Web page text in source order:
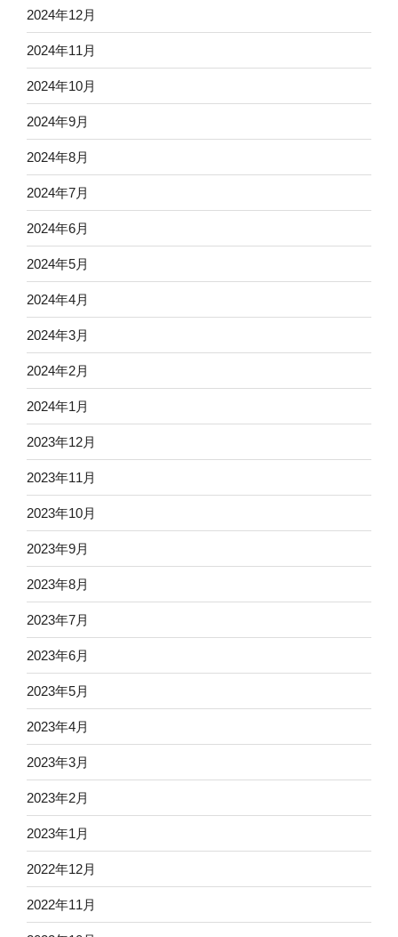
2024年12月
2024年11月
2024年10月
2024年9月
2024年8月
2024年7月
2024年6月
2024年5月
2024年4月
2024年3月
2024年2月
2024年1月
2023年12月
2023年11月
2023年10月
2023年9月
2023年8月
2023年7月
2023年6月
2023年5月
2023年4月
2023年3月
2023年2月
2023年1月
2022年12月
2022年11月